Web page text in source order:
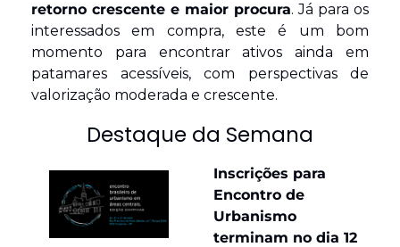
retorno crescente e maior procura. Já para os
interessados em compra, este é um bom
momento para encontrar ativos ainda em
patamares acessíveis, com perspectivas de
valorização moderada e crescente.
Destaque da Semana
Inscrições para
Encontro de
Urbanismo
terminam no dia 12